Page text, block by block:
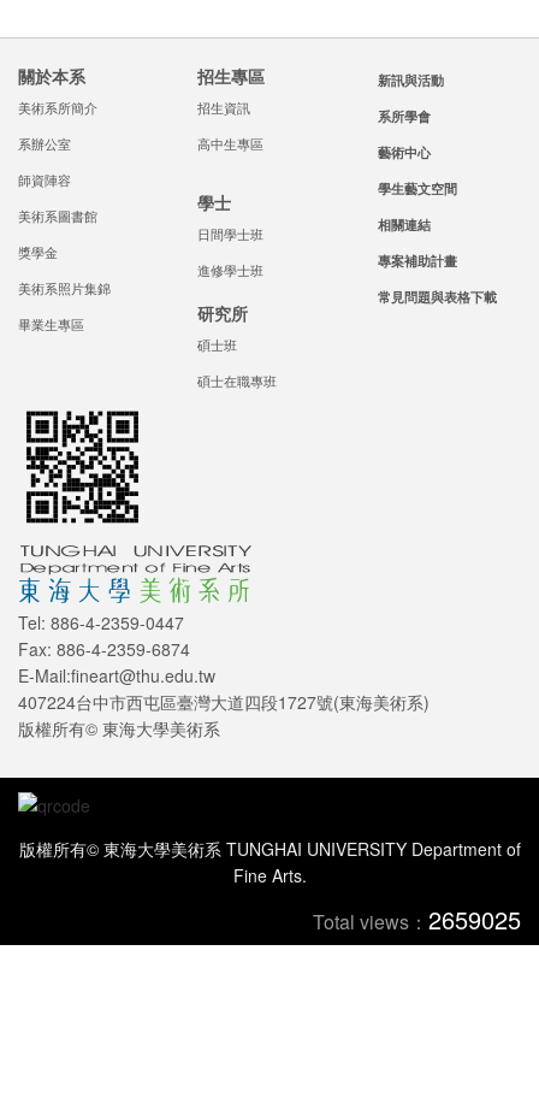
關於本系
美術系所簡介
系辦公室
師資陣容
美術系圖書館
獎學金
美術系照片集錦
畢業生專區
招生專區
招生資訊
高中生專區
學士
日間學士班
進修學士班
研究所
碩士班
碩士在職專班
新訊與活動
系所學會
藝術中心
學生藝文空間
相關連結
專案補助計畫
常見問題與表格下載
Tel: 886-4-2359-0447
Fax: 886-4-2359-6874
E-Mail:fineart@thu.edu.tw
407224台中市西屯區臺灣大道四段1727號(東海美術系)
版權所有© 東海大學美術系
版權所有© 東海大學美術系 TUNGHAI UNIVERSITY Department of
Fine Arts.
Total views： 2659025